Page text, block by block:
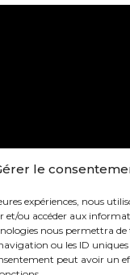
le
expériences, nous
et/ou accéder aux
nous permettra de
ou les ID uniques
peut avoir un